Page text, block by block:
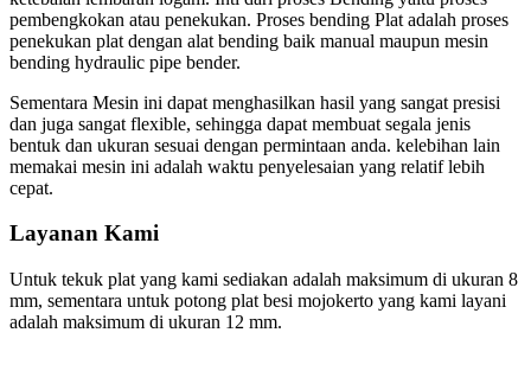
pembengkokan atau penekukan. Proses bending Plat adalah proses
penekukan plat dengan alat bending baik manual maupun mesin
bending hydraulic pipe bender.
Sementara Mesin ini dapat menghasilkan hasil yang sangat presisi
dan juga sangat flexible, sehingga dapat membuat segala jenis
bentuk dan ukuran sesuai dengan permintaan anda. kelebihan lain
memakai mesin ini adalah waktu penyelesaian yang relatif lebih
cepat.
Layanan Kami
Untuk tekuk plat yang kami sediakan adalah maksimum di ukuran 8
mm, sementara untuk potong plat besi mojokerto yang kami layani
adalah maksimum di ukuran 12 mm.